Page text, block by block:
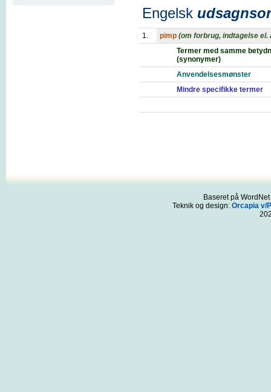
Engelsk
1. pimp (om forbrug, indtagelse el.
Termer med samme
(synonymer)
Anvendelsesmønster
Mindre specifikke termer
Baseret på
Teknik og design: Orcapia v/